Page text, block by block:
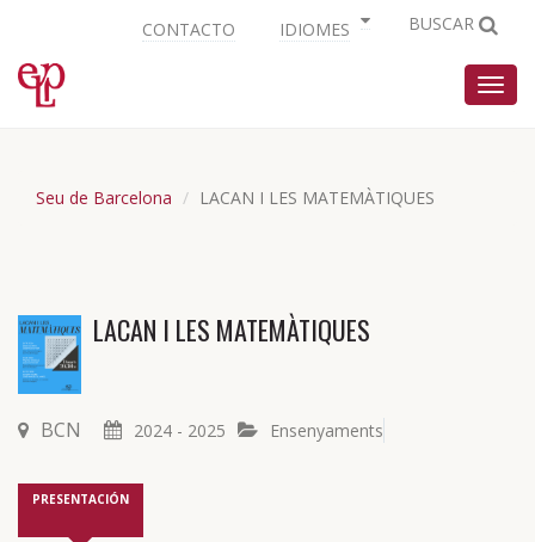
CONTACTO IDIOMES BUSCAR
Seu de Barcelona LACAN I LES MATEMÀTIQUES
LACAN I LES MATEMÀTIQUES
BCN 2024 - 2025 Ensenyaments
PRESENTACIÓN